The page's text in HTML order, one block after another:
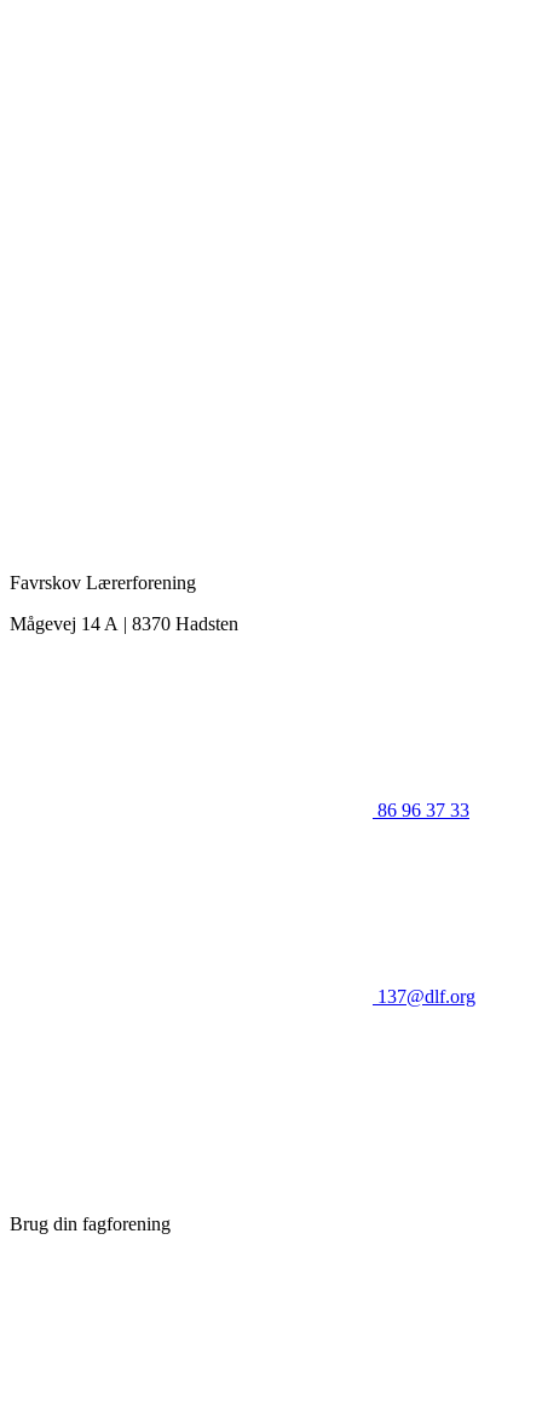
Favrskov Lærerforening
Mågevej 14 A | 8370 Hadsten
86 96 37 33
137@dlf.org
Brug din fagforening